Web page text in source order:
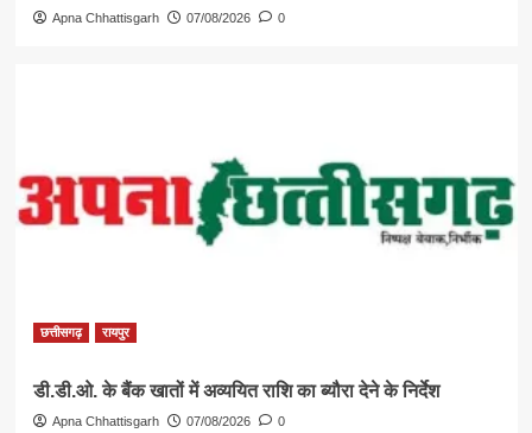
Apna Chhattisgarh 07/08/2026 0
छत्तीसगढ़ रायपुर
डी.डी.ओ. के बैंक खातों में अव्ययित राशि का ब्यौरा देने के निर्देश
Apna Chhattisgarh 07/08/2026 0